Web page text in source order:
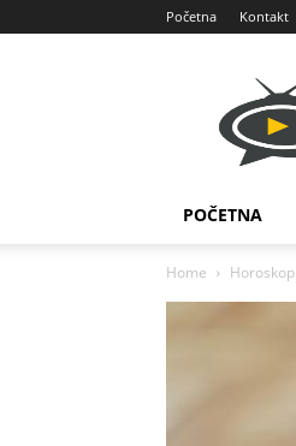
Početna Kontakt
POČETNA
Home Horoskop